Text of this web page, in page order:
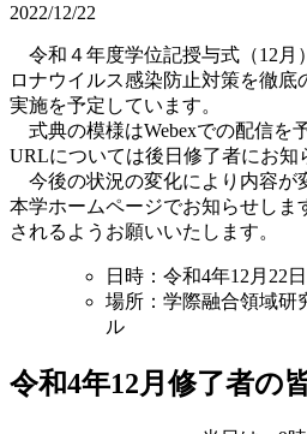
2022/12/22
令和４年度学位記授与式（12月
ロナウイルス感染防止対策を徹底
実施を予定しています。
式典の模様はWebexでの配信を
URLについては後日修了者にお知
今後の状況の変化により内容が
本学ホームページでお知らせしま
されるようお願いいたします。
日時：令和4年12月22
場所：学際融合領域
ル
令和4年12月修了者の